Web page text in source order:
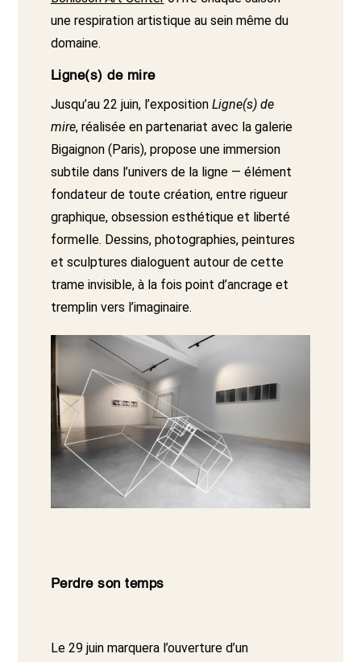
une respiration artistique au sein même du
domaine.
Ligne(s) de mire
Jusqu’au 22 juin, l’exposition Ligne(s) de
mire, réalisée en partenariat avec la galerie
Bigaignon (Paris), propose une immersion
subtile dans l’univers de la ligne — élément
fondateur de toute création, entre rigueur
graphique, obsession esthétique et liberté
formelle. Dessins, photographies, peintures
et sculptures dialoguent autour de cette
trame invisible, à la fois point d’ancrage et
tremplin vers l’imaginaire.
Perdre son temps
Le 29 juin marquera l’ouverture d’un